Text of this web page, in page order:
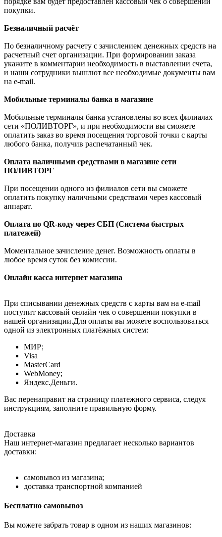
покупки.
Безналичный расчёт
По безналичному расчету с зачислением денежных средств на
расчетный счет организации. При формировании заказа
укажите в комментарии необходимость в выставлении счета,
и наши сотрудники вышлют все необходимые документы вам
на e-mail.
Мобильные терминалы банка в магазине
Мобильные терминалы банка установлены во всех филиалах
сети «ПОЛИВТОРГ», и при необходимости вы сможете
оплатить заказ во время посещения торговой точки с карты
любого банка, получив распечатанный чек.
Оплата наличными средствами в магазине сети
ПОЛИВТОРГ
При посещении одного из филиалов сети вы сможете
оплатить покупку наличными средствами через кассовый
аппарат.
Оплата по QR-коду через СБП (Система быстрых
платежей)
Моментальное зачисление денег. Возможность оплаты в
любое время суток без комиссии.
Онлайн касса интернет магазина
При списывании денежных средств с карты вам на e-mail
поступит кассовый онлайн чек о совершении покупки в
нашей организации.Для оплаты вы можете воспользоваться
одной из электронных платёжных систем:
МИР;
Visa
MasterCard
WebMoney;
Яндекс.Деньги.
Вас перенаправит на страницу платежного сервиса, следуя
инструкциям, заполните правильную форму.
Доставка
Наш интернет-магазин предлагает несколько вариантов
доставки:
самовывоз из магазина;
доставка транспортной компанией
Бесплатно самовывоз
Вы можете забрать товар в одном из наших магазинов: